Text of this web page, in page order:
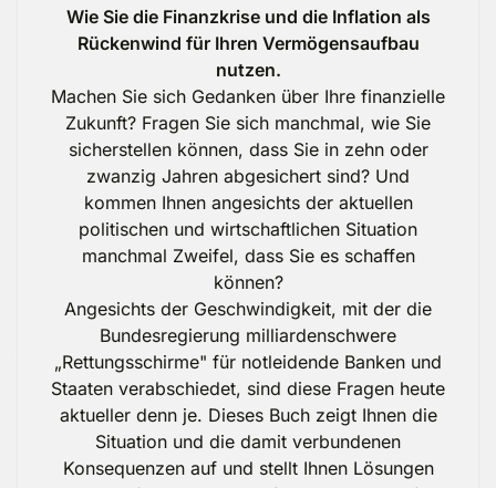
Wie Sie die Finanzkrise und die Inflation als
Rückenwind für Ihren Vermögensaufbau
nutzen.
Machen Sie sich Gedanken über Ihre finanzielle
Zukunft? Fragen Sie sich manchmal, wie Sie
sicherstellen können, dass Sie in zehn oder
zwanzig Jahren abgesichert sind? Und
kommen Ihnen angesichts der aktuellen
politischen und wirtschaftlichen Situation
manchmal Zweifel, dass Sie es schaffen
können?
Angesichts der Geschwindigkeit, mit der die
Bundesregierung milliardenschwere
„Rettungsschirme" für notleidende Banken und
Staaten verabschiedet, sind diese Fragen heute
aktueller denn je. Dieses Buch zeigt Ihnen die
Situation und die damit verbundenen
Konsequenzen auf und stellt Ihnen Lösungen